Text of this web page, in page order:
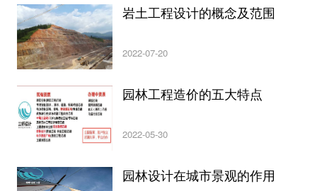
岩土工程设计的概念及范围
2022-07-20
园林工程造价的五大特点
2022-05-30
园林设计在城市景观的作用